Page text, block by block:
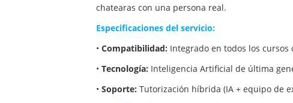
chatearas con una persona real.
Especificaciones del servicio:
• Compatibilidad: Integrado en todos los cursos
• Tecnología: Inteligencia Artificial de última
• Soporte: Tutorización híbrida (IA + equipo de